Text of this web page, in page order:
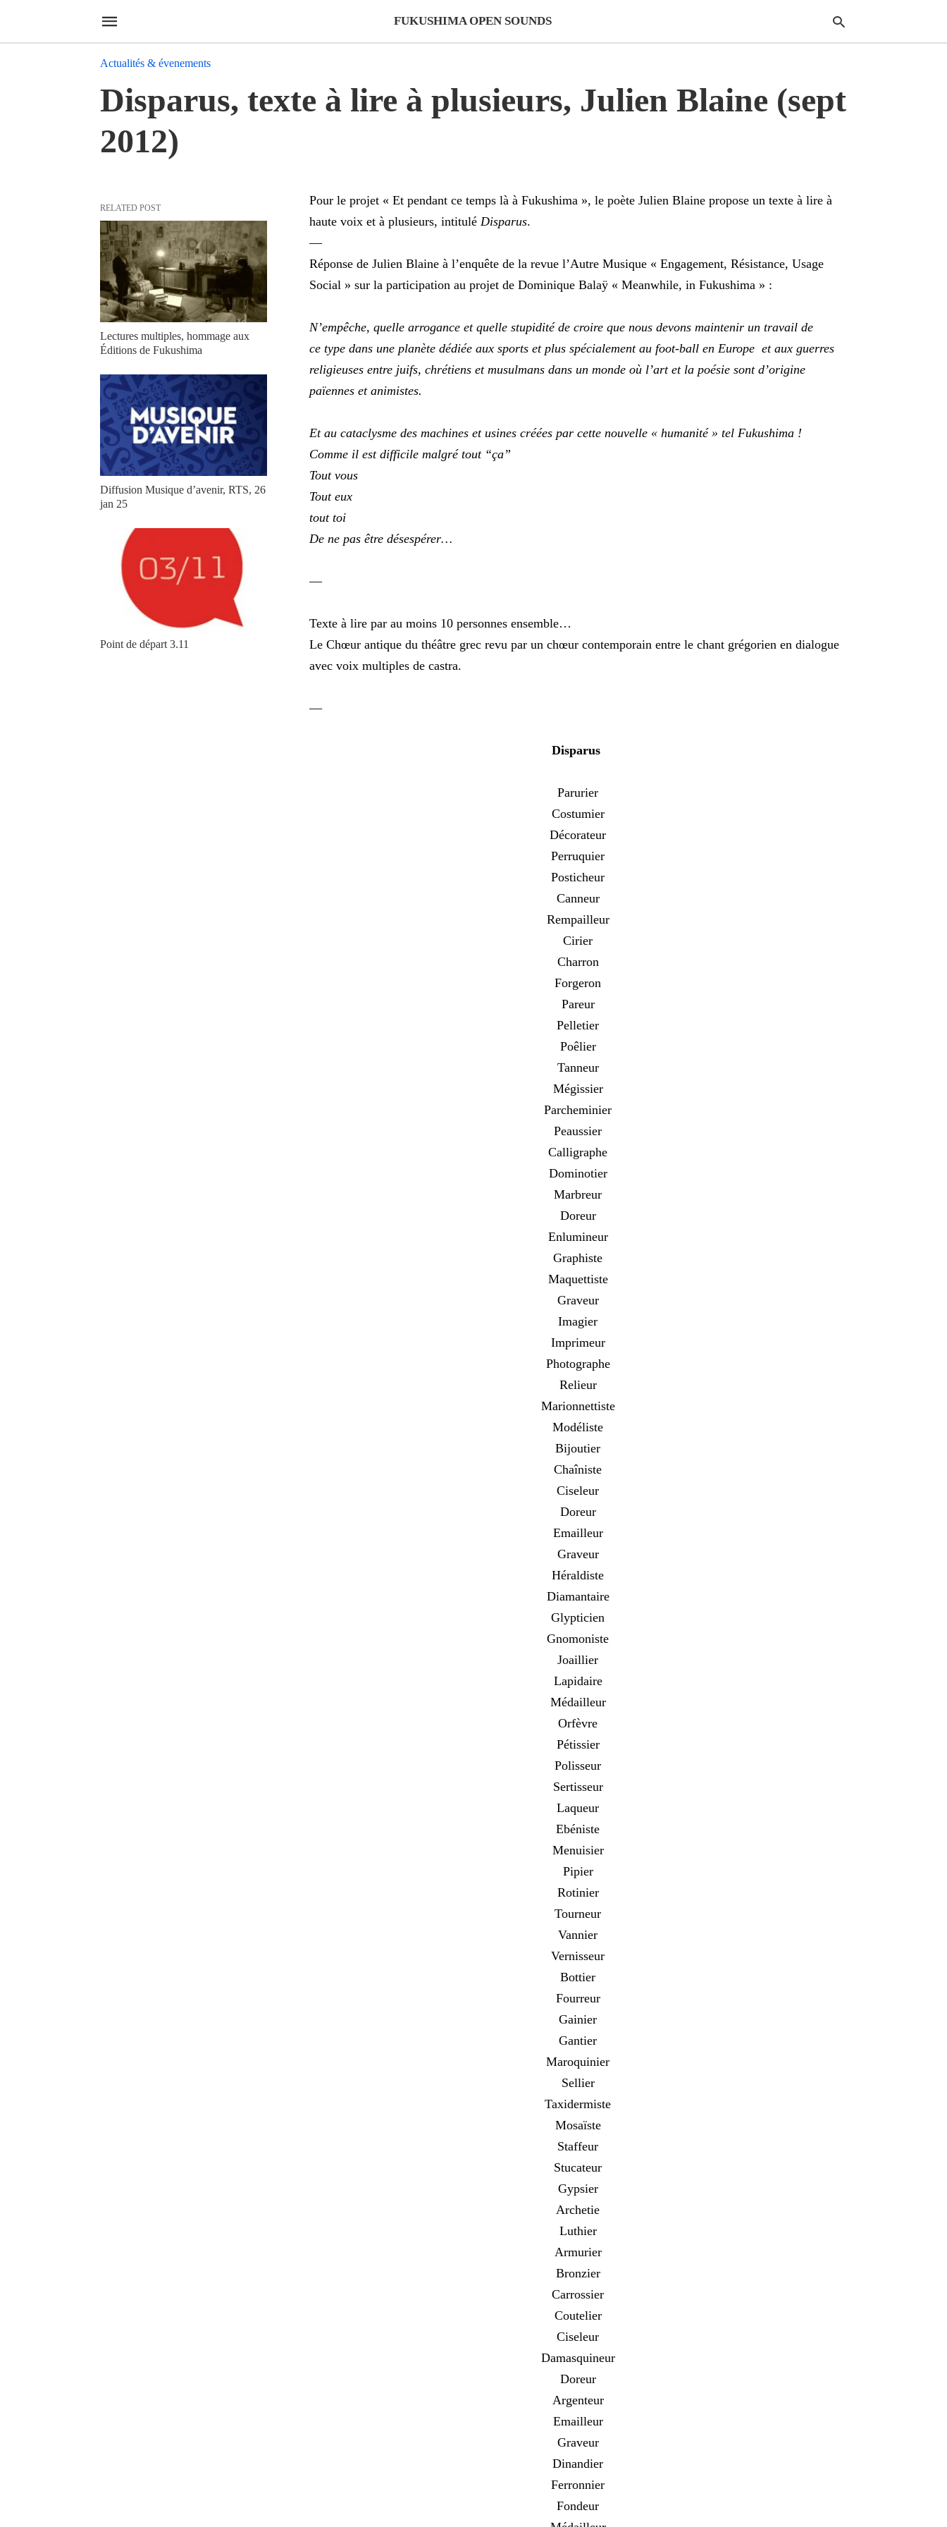
FUKUSHIMA OPEN SOUNDS
Actualités & évenements
Disparus, texte à lire à plusieurs, Julien Blaine (sept
2012)
Pour le projet « Et pendant ce temps là à Fukushima », le poète Julien Blaine propose un texte à lire à
haute voix et à plusieurs, intitulé Disparus.
—
Réponse de Julien Blaine à l’enquête de la revue l’Autre Musique « Engagement, Résistance, Usage
Social » sur la participation au projet de Dominique Balaÿ « Meanwhile, in Fukushima » :
N’empêche, quelle arrogance et quelle stupidité de croire que nous devons maintenir un travail de
ce type dans une planète dédiée aux sports et plus spécialement au foot-ball en Europe et aux guerres
religieuses entre juifs, chrétiens et musulmans dans un monde où l’art et la poésie sont d’origine
païennes et animistes.
Et au cataclysme des machines et usines créées par cette nouvelle « humanité » tel Fukushima !
Comme il est difficile malgré tout “ça”
Tout vous
Tout eux
tout toi
De ne pas être désespérer…
—
Texte à lire par au moins 10 personnes ensemble…
Le Chœur antique du théâtre grec revu par un chœur contemporain entre le chant grégorien en dialogue
avec voix multiples de castra.
—
Disparus
Parurier
Costumier
Décorateur
Perruquier
Posticheur
Canneur
Rempailleur
Cirier
Charron
Forgeron
Pareur
Pelletier
Poêlier
Tanneur
Mégissier
Parcheminier
Peaussier
Calligraphe
Dominotier
Marbreur
Doreur
Enlumineur
Graphiste
Maquettiste
Graveur
Imagier
Imprimeur
Photographe
Relieur
Marionnettiste
Modéliste
Bijoutier
Chaîniste
Ciseleur
Doreur
Emailleur
Graveur
Héraldiste
Diamantaire
Glypticien
Gnomoniste
Joaillier
Lapidaire
Médailleur
Orfèvre
Pétissier
Polisseur
Sertisseur
Laqueur
Ebéniste
Menuisier
Pipier
Rotinier
Tourneur
Vannier
Vernisseur
Bottier
Fourreur
Gainier
Gantier
Maroquinier
Sellier
Taxidermiste
Mosaïste
Staffeur
Stucateur
Gypsier
Archetie
Luthier
Armurier
Bronzier
Carrossier
Coutelier
Ciseleur
Damasquineur
Doreur
Argenteur
Emailleur
Graveur
Dinandier
Ferronnier
Fondeur
RELATED POST
Lectures multiples, hommage aux
Éditions de Fukushima
Diffusion Musique d’avenir, RTS, 26
jan 25
Point de départ 3.11